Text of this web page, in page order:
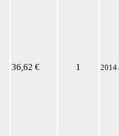
36,62 € 1 2014